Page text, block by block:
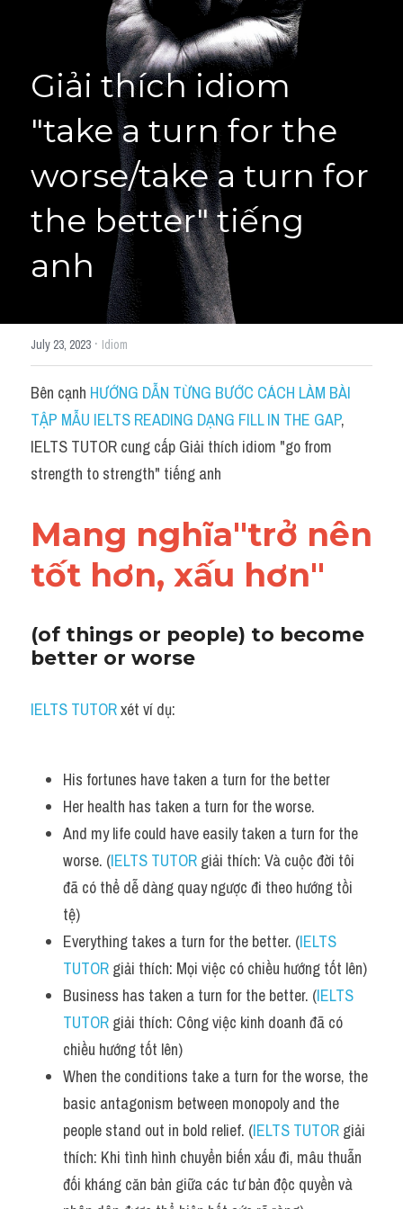
Giải đề thi từng câu
Lời khuyên
Giải đề thi
Academic words
Phrasal Verb
Idioms đồng nghĩa
Idioms trái nghĩa
Antonym
Idiom
Grammar
Word form
Cách dùng từ
Đề thi thật Task 2
Speaking
Reading
Vocabulary
HỌC THỬ
Giải thích idiom
"take a turn for the
worse/take a turn for
the better" tiếng
anh
July 23, 2023 · Idiom
Bên cạnh HƯỚNG DẪN TỪNG BƯỚC CÁCH LÀM BÀI
TẬP MẪU IELTS READING DẠNG FILL IN THE GAP,
IELTS TUTOR cung cấp Giải thích idiom "go from
strength to strength" tiếng anh
Mang nghĩa"trở nên
tốt hơn, xấu hơn"
(of things or people) to become
better or worse
IELTS TUTOR xét ví dụ:
His fortunes have taken a turn for the better
Her health has taken a turn for the worse.
And my life could have easily taken a turn for the
worse. (IELTS TUTOR giải thích: Và cuộc đời tôi
đã có thể dễ dàng quay ngược đi theo hướng tồi
tệ)
Everything takes a turn for the better. (IELTS
TUTOR giải thích: Mọi việc có chiều hướng tốt lên)
Business has taken a turn for the better. (IELTS
TUTOR giải thích: Công việc kinh doanh đã có
chiều hướng tốt lên)
When the conditions take a turn for the worse, the
basic antagonism between monopoly and the
people stand out in bold relief. (IELTS TUTOR giải
thích: Khi tình hình chuyển biến xấu đi, mâu thuẫn
đối kháng căn bản giữa các tư bản độc quyền và